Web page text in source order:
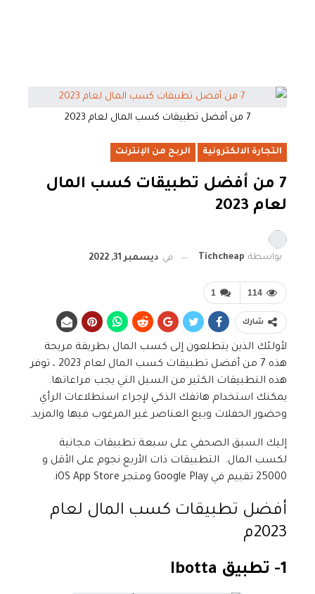
7 من أفضل تطبيقات كسب المال لعام 2023
التجارة الالكترونية الربح من الإنترنت
7 من أفضل تطبيقات كسب المال
لعام 2023
بواسطة Tichcheap في ديسمبر 31, 2022
1 114
شارك
لأولئك الذين يتطلعون إلى كسب المال بطريقة مريحة
هذه 7 من أفضل تطبيقات كسب المال لعام 2023 ، توفر
هذه التطبيقات الكثير من السبل التي يجب مراعاتها.
يمكنك استخدام هاتفك الذكي لإجراء استطلاعات الرأي
وحضور الحفلات وبيع العناصر غير المرغوب فيها والمزيد.
إليك السبق الصحفي على سبعة تطبيقات مجانية
لكسب المال. التطبيقات ذات الأربع نجوم على الأقل و
25000 تقييم في Google Play ومتجر iOS App Store.
أفضل تطبيقات كسب المال لعام
2023م
1- تطبيق Ibotta